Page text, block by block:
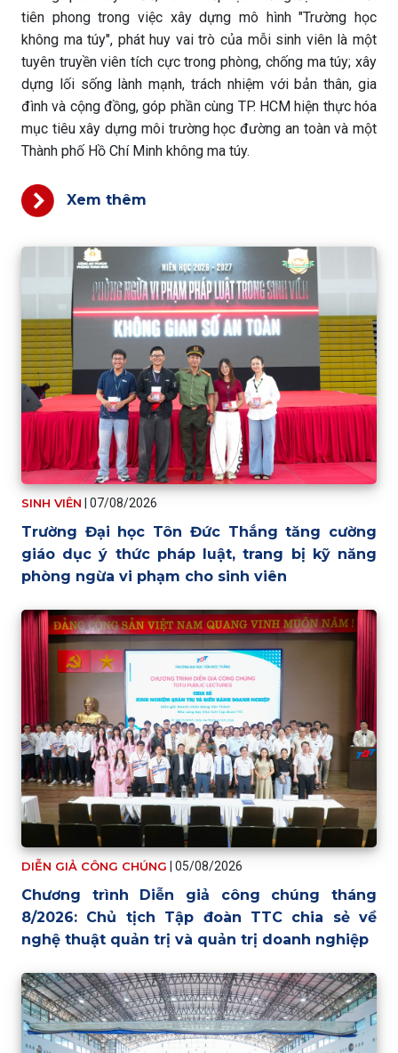
tiên phong trong việc xây dựng mô hình "Trường học
không ma túy", phát huy vai trò của mỗi sinh viên là một
tuyên truyền viên tích cực trong phòng, chống ma túy; xây
dựng lối sống lành mạnh, trách nhiệm với bản thân, gia
đình và cộng đồng, góp phần cùng TP. HCM hiện thực hóa
mục tiêu xây dựng môi trường học đường an toàn và một
Thành phố Hồ Chí Minh không ma túy.
Xem thêm
SINH VIÊN 07/08/2026
Trường Đại học Tôn Đức Thắng tăng cường
giáo dục ý thức pháp luật, trang bị kỹ năng
phòng ngừa vi phạm cho sinh viên
DIỄN GIẢ CÔNG CHÚNG 05/08/2026
Chương trình Diễn giả công chúng tháng
8/2026: Chủ tịch Tập đoàn TTC chia sẻ về
nghệ thuật quản trị và quản trị doanh nghiệp